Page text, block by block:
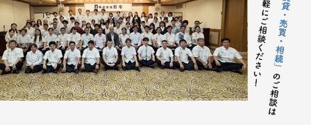
ップ本部及び加盟企業を含む：以下同じ）が提供
する情報・サービスの提供。
(２) 当社グループ会社によるコンサルティング、調査
等に関する契約その他取り決め事項の履行に必要
な範囲における利用並びに情報・サービスの提
供。
(３) 当社グループ会社における広告・宣伝、その他当
社グループ会社より発送されるダイレクトメール
又は、Ｅ-mail、Ｗｅｂサイト等を利用した情報サ